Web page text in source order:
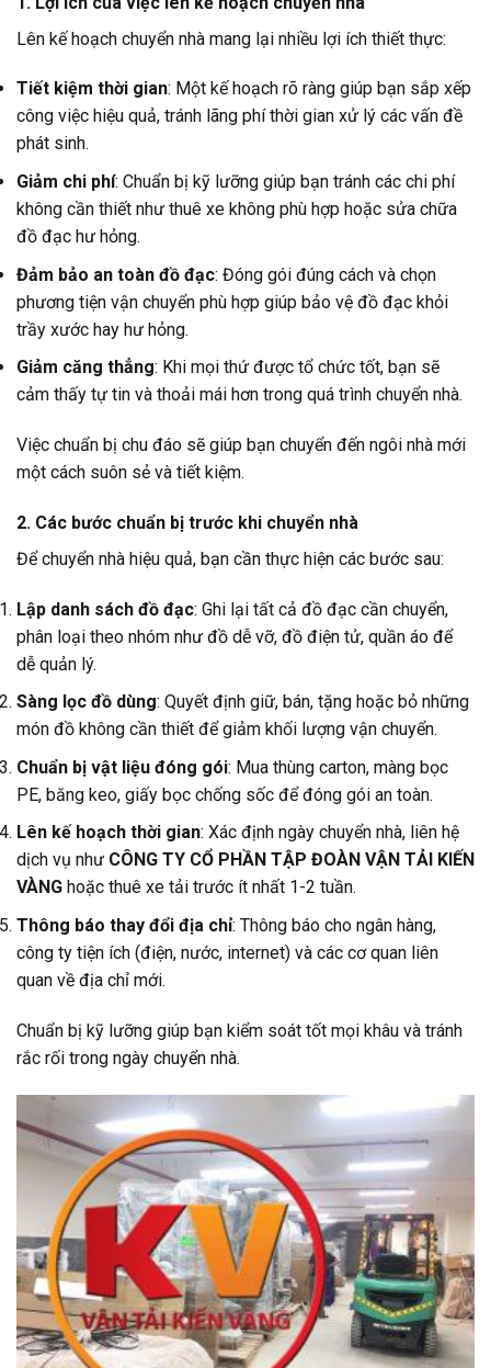
Lên kế hoạch chuyển nhà mang lại nhiều lợi ích thiết thực:
Tiết kiệm thời gian: Một kế hoạch rõ ràng giúp bạn sắp xếp
công việc hiệu quả, tránh lãng phí thời gian xử lý các vấn đề
phát sinh.
Giảm chi phí: Chuẩn bị kỹ lưỡng giúp bạn tránh các chi phí
không cần thiết như thuê xe không phù hợp hoặc sửa chữa
đồ đạc hư hỏng.
Đảm bảo an toàn đồ đạc: Đóng gói đúng cách và chọn
phương tiện vận chuyển phù hợp giúp bảo vệ đồ đạc khỏi
trầy xước hay hư hỏng.
Giảm căng thẳng: Khi mọi thứ được tổ chức tốt, bạn sẽ
cảm thấy tự tin và thoải mái hơn trong quá trình chuyển nhà.
Việc chuẩn bị chu đáo sẽ giúp bạn chuyển đến ngôi nhà mới
một cách suôn sẻ và tiết kiệm.
2. Các bước chuẩn bị trước khi chuyển nhà
Để chuyển nhà hiệu quả, bạn cần thực hiện các bước sau:
Lập danh sách đồ đạc: Ghi lại tất cả đồ đạc cần chuyển,
phân loại theo nhóm như đồ dễ vỡ, đồ điện tử, quần áo để
dễ quản lý.
Sàng lọc đồ dùng: Quyết định giữ, bán, tặng hoặc bỏ những
món đồ không cần thiết để giảm khối lượng vận chuyển.
Chuẩn bị vật liệu đóng gói: Mua thùng carton, màng bọc
PE, băng keo, giấy bọc chống sốc để đóng gói an toàn.
Lên kế hoạch thời gian: Xác định ngày chuyển nhà, liên hệ
dịch vụ như CÔNG TY CỔ PHẦN TẬP ĐOÀN VẬN TẢI KIẾN
VÀNG hoặc thuê xe tải trước ít nhất 1-2 tuần.
Thông báo thay đổi địa chỉ: Thông báo cho ngân hàng,
công ty tiện ích (điện, nước, internet) và các cơ quan liên
quan về địa chỉ mới.
Chuẩn bị kỹ lưỡng giúp bạn kiểm soát tốt mọi khâu và tránh
rắc rối trong ngày chuyển nhà.